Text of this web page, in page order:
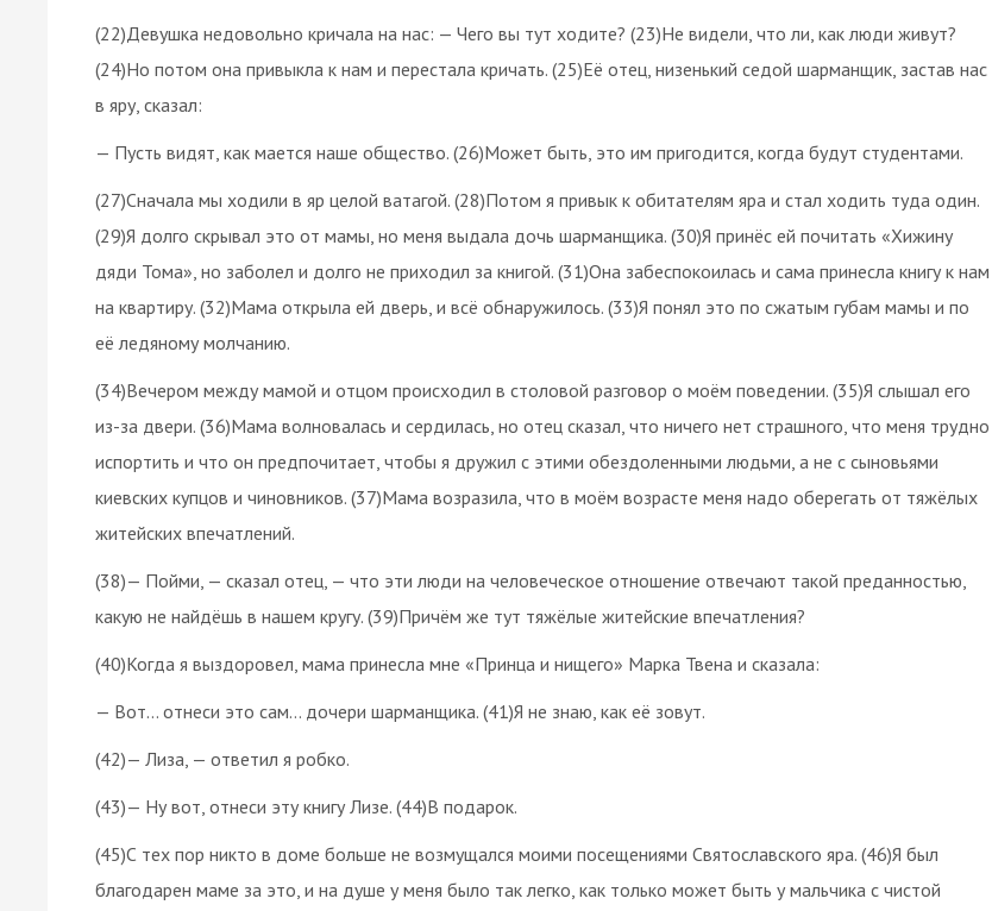
(22)Девушка недовольно кричала на нас: — Чего вы тут ходите? (23)Не видели, что ли, как люди живут?
(24)Но потом она привыкла к нам и перестала кричать. (25)Её отец, низенький седой шарманщик, застав нас
в яру, сказал:
— Пусть видят, как мается наше общество. (26)Может быть, это им пригодится, когда будут студентами.
(27)Сначала мы ходили в яр целой ватагой. (28)Потом я привык к обитателям яра и стал ходить туда один.
(29)Я долго скрывал это от мамы, но меня выдала дочь шарманщика. (30)Я принёс ей почитать «Хижину
дяди Тома», но заболел и долго не приходил за книгой. (31)Она забеспокоилась и сама принесла книгу к нам
на квартиру. (32)Мама открыла ей дверь, и всё обнаружилось. (33)Я понял это по сжатым губам мамы и по
её ледяному молчанию.
(34)Вечером между мамой и отцом происходил в столовой разговор о моём поведении. (35)Я слышал его
из-за двери. (36)Мама волновалась и сердилась, но отец сказал, что ничего нет страшного, что меня трудно
испортить и что он предпочитает, чтобы я дружил с этими обездоленными людьми, а не с сыновьями
киевских купцов и чиновников. (37)Мама возразила, что в моём возрасте меня надо оберегать от тяжёлых
житейских впечатлений.
(38)— Пойми, — сказал отец, — что эти люди на человеческое отношение отвечают такой преданностью,
какую не найдёшь в нашем кругу. (39)Причём же тут тяжёлые житейские впечатления?
(40)Когда я выздоровел, мама принесла мне «Принца и нищего» Марка Твена и сказала:
— Вот… отнеси это сам… дочери шарманщика. (41)Я не знаю, как её зовут.
(42)— Лиза, — ответил я робко.
(43)— Ну вот, отнеси эту книгу Лизе. (44)В подарок.
(45)С тех пор никто в доме больше не возмущался моими посещениями Святославского яра. (46)Я был
благодарен маме за это, и на душе у меня было так легко, как только может быть у мальчика с чистой